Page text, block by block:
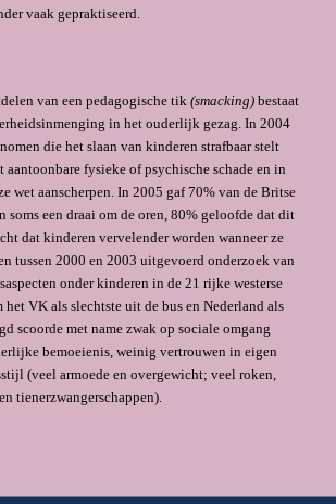
vaak gepraktiseerd.
van een pedagogische tik (smacking) bestaat
in het ouderlijk gezag. In 2004
die het slaan van kinderen strafbaar stelt
fysieke of psychische schade en in
wet aanscherpen. In 2005 gaf 70% van de Britse
soms een draai om de oren, 80% geloofde dat dit
dat kinderen vervelender worden wanneer ze
tussen 2000 en 2003 uitgevoerd onderzoek van
onder kinderen in de 21 rijke westerse
het VK als slechtste uit de bus en Nederland als
scoorde met name zwak op sociale omgang
bemoeienis, weinig vertrouwen in eigen
(veel armoede en overgewicht; veel roken,
tienerzwangerschappen).